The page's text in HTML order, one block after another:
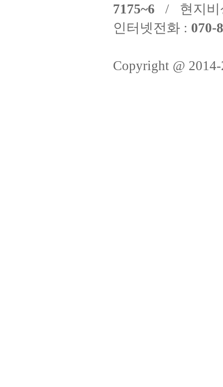
7175~6 / 현지비
인터넷전화 : 070-
Copyright @